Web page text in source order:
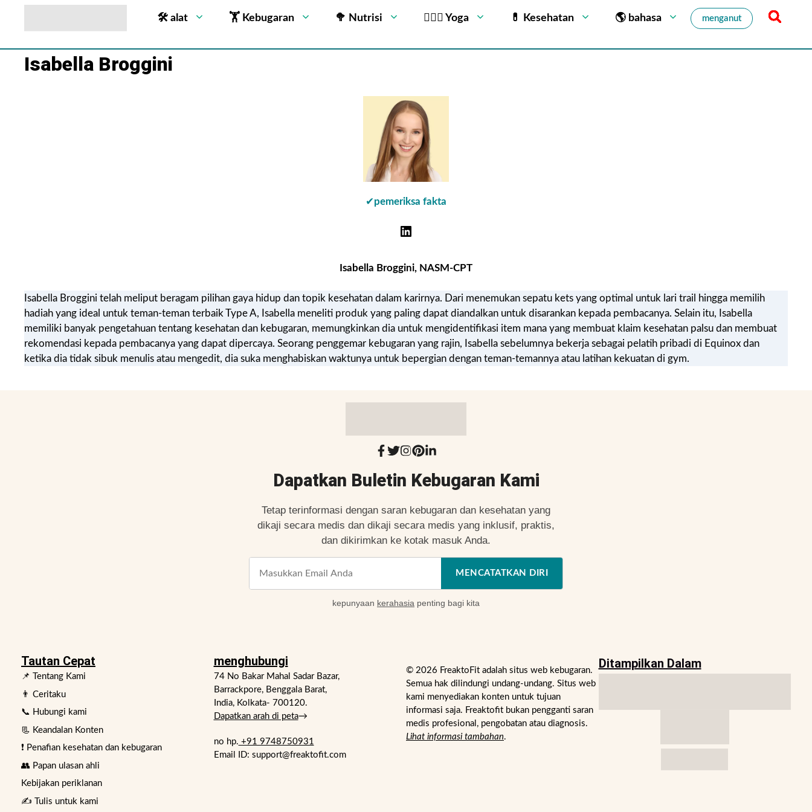
🛠 alat 🏋 Kebugaran 🥦 Nutrisi 🧘🏻‍♂️ Yoga 💊 Kesehatan 🌎 bahasa menganut
Isabella Broggini
✔pemeriksa fakta
Isabella Broggini, NASM-CPT
Isabella Broggini telah meliput beragam pilihan gaya hidup dan topik kesehatan dalam karirnya. Dari menemukan sepatu kets yang optimal untuk lari trail hingga memilih
hadiah yang ideal untuk teman-teman terbaik Type A, Isabella meneliti produk yang paling dapat diandalkan untuk disarankan kepada pembacanya. Selain itu, Isabella
memiliki banyak pengetahuan tentang kesehatan dan kebugaran, memungkinkan dia untuk mengidentifikasi item mana yang membuat klaim kesehatan palsu dan membuat
rekomendasi kepada pembacanya yang dapat dipercaya. Seorang penggemar kebugaran yang rajin, Isabella sebelumnya bekerja sebagai pelatih pribadi di Equinox dan
ketika dia tidak sibuk menulis atau mengedit, dia suka menghabiskan waktunya untuk bepergian dengan teman-temannya atau latihan kekuatan di gym.
Dapatkan Buletin Kebugaran Kami
Tetap terinformasi dengan saran kebugaran dan kesehatan yang
dikaji secara medis dan dikaji secara medis yang inklusif, praktis,
dan dikirimkan ke kotak masuk Anda.
MENCATATKAN DIRI
kepunyaan kerahasia penting bagi kita
Tautan Cepat
📌 Tentang Kami
👨 Ceritaku
📞 Hubungi kami
📃 Keandalan Konten
❗ Penafian kesehatan dan kebugaran
👥 Papan ulasan ahli
Kebijakan periklanan
✍️ Tulis untuk kami
menghubungi
74 No Bakar Mahal Sadar Bazar,
Barrackpore, Benggala Barat,
India, Kolkata- 700120.
Dapatkan arah di peta→
no hp. +91 9748750931
Email ID: support@freaktofit.com
© 2026 FreaktoFit adalah situs web kebugaran.
Semua hak dilindungi undang-undang. Situs web
kami menyediakan konten untuk tujuan
informasi saja. Freaktofit bukan pengganti saran
medis profesional, pengobatan atau diagnosis.
Lihat informasi tambahan.
Ditampilkan Dalam